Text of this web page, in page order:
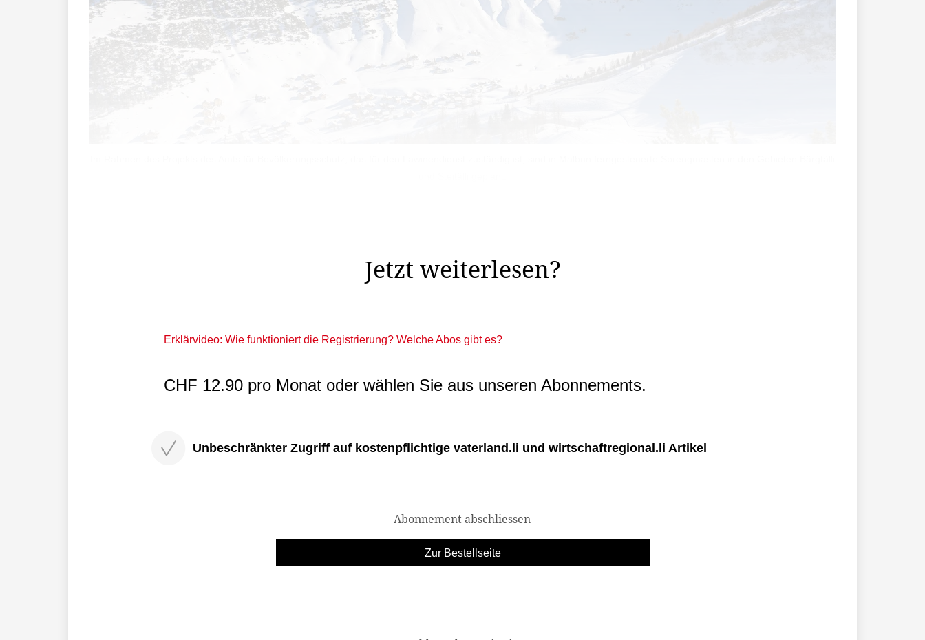
Jetzt weiterlesen?
Erklärvideo: Wie funktioniert die Registrierung? Welche Abos gibt es?
CHF 12.90 pro Monat oder wählen Sie aus unseren Abonnements.
Unbeschränkter Zugriff auf kostenpflichtige vaterland.li und wirtschaftregional.li Artikel
Abonnement abschliessen
Zur Bestellseite